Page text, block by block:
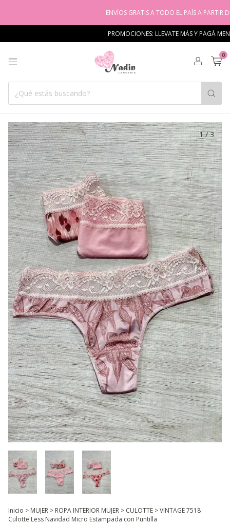
ENVÍOS GRATIS A TODO EL PAÍS A PARTIR DE
PROMOCIONES: LLEVATE MÁS Y PAGÁ MENOS
0
1/3
Inicio > MUJER > ROPA INTERIOR MUJER > CULOTTE >VINTAGE 7518
Culotte Less Navidad Micro Estampada con Puntilla